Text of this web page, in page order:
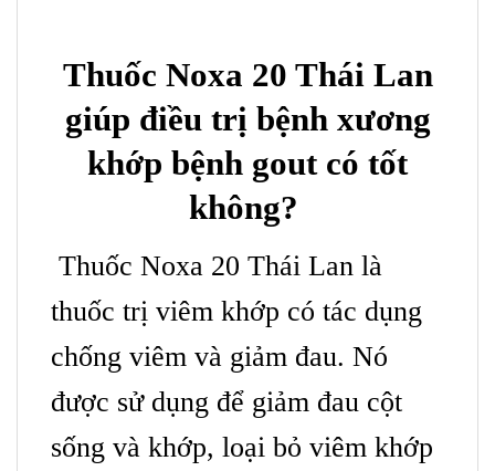
Thuốc Noxa 20 Thái Lan
giúp điều trị bệnh xương
khớp bệnh gout có tốt
không?
Thuốc Noxa 20 Thái Lan là
thuốc trị viêm khớp có tác dụng
chống viêm và giảm đau. Nó
được sử dụng để giảm đau cột
sống và khớp, loại bỏ viêm khớp